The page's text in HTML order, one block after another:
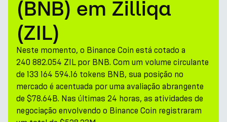
PARK Token
Recursos
Empresa
(BNB) em Zilliqa
(ZIL)
Neste momento, o Binance Coin está cotado a
240 882.054 ZIL por BNB. Com um volume circulante
de 133 164 594.16 tokens BNB, sua posição no
mercado é acentuada por uma avaliação abrangente
de $78.64B. Nas últimas 24 horas, as atividades de
negociação envolvendo o Binance Coin registraram